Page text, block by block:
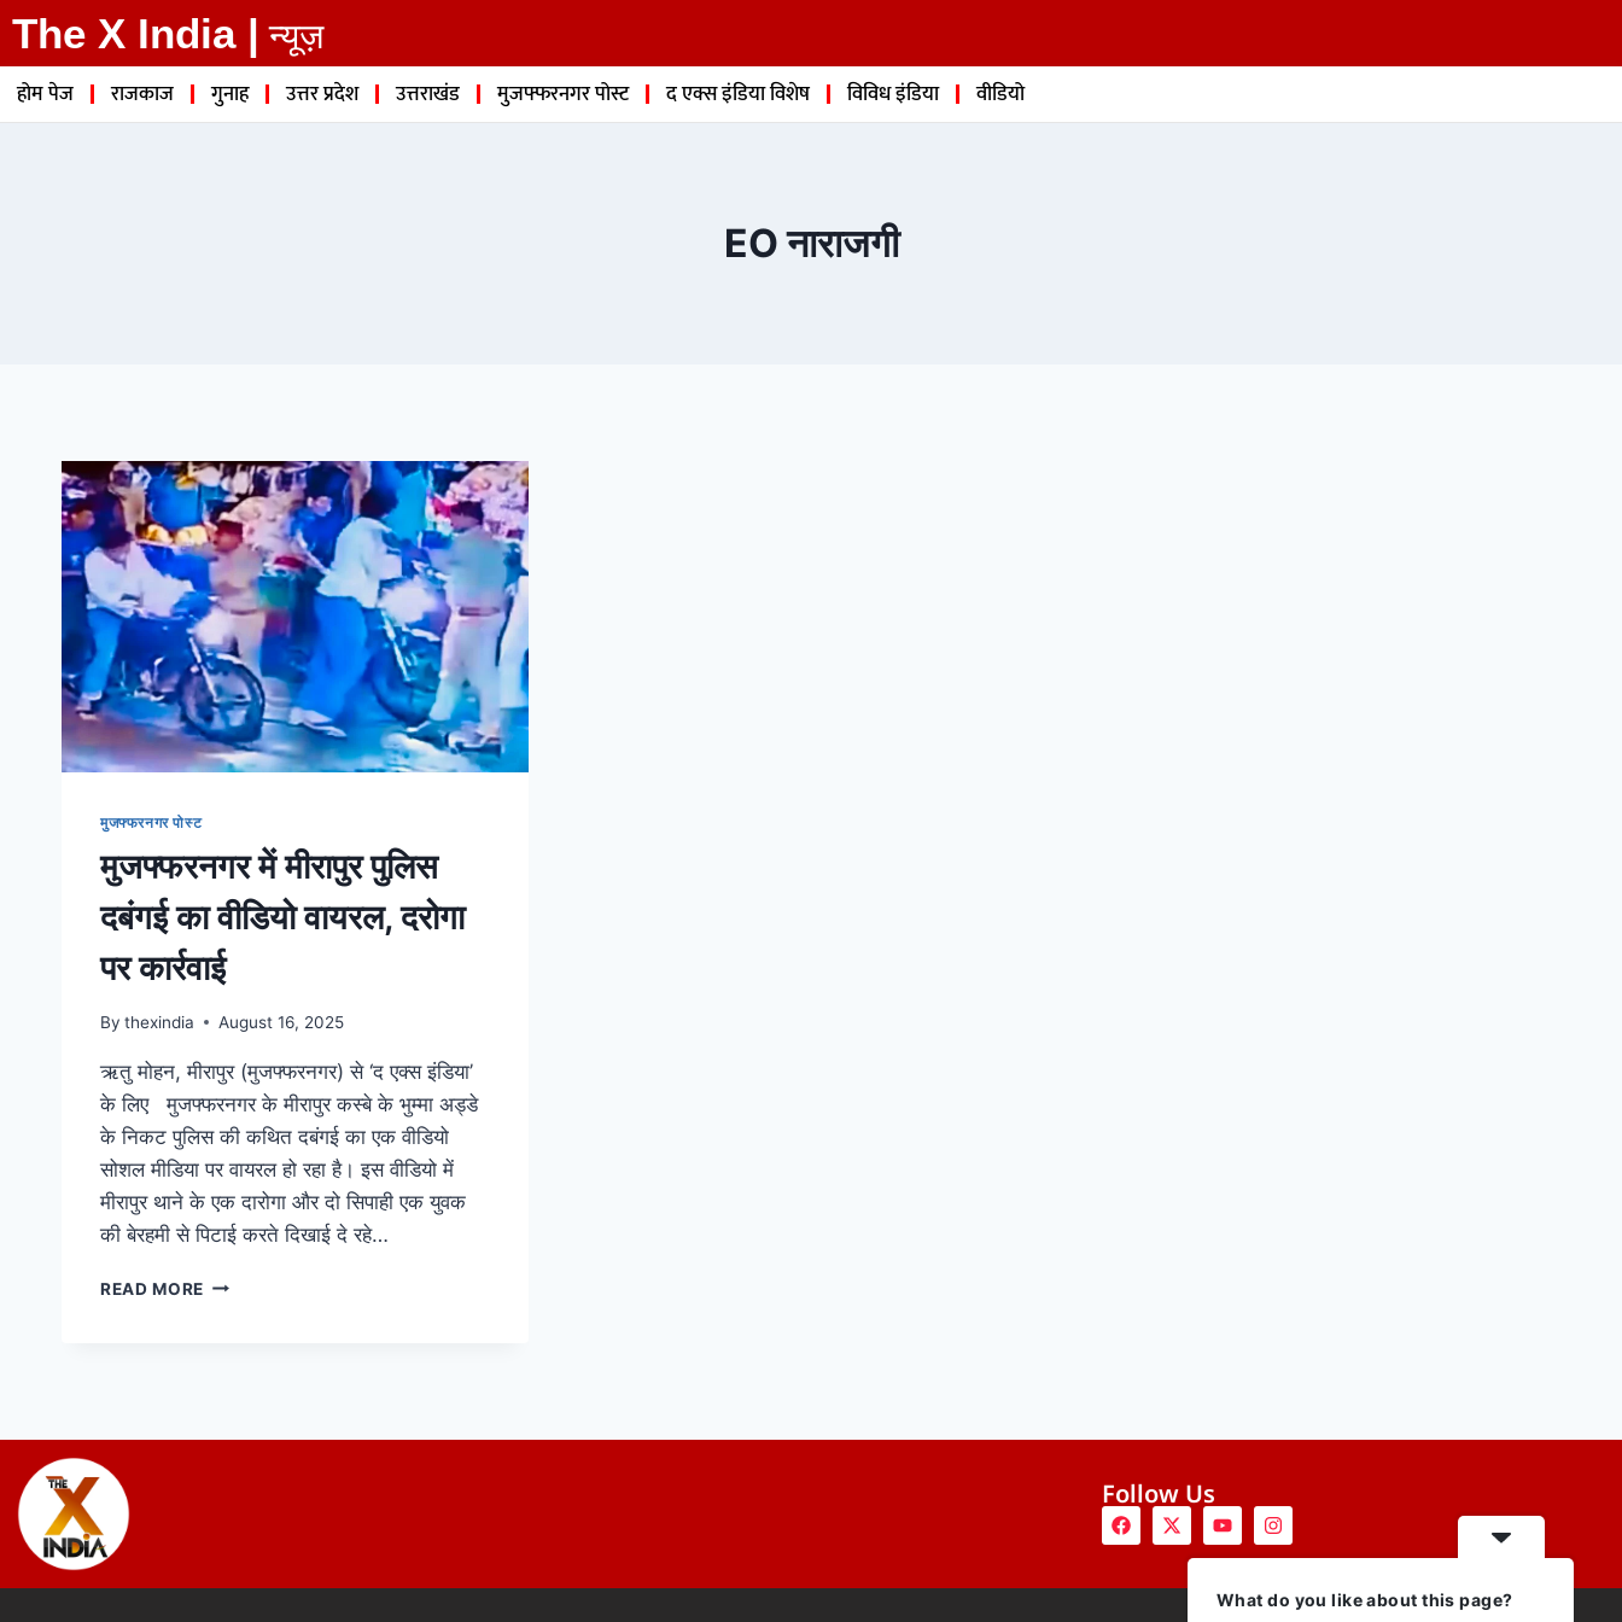
The X India | न्यूज़
होम पेज राजकाज गुनाह उत्तर प्रदेश उत्तराखंड मुजफ्फरनगर पोस्ट द एक्स इंडिया विशेष विविध इंडिया वीडियो
EO नाराजगी
मुजफ्फरनगर पोस्ट
मुजफ्फरनगर में मीरापुर पुलिस
दबंगई का वीडियो वायरल, दरोगा
पर कार्रवाई
By thexindia August 16, 2025
ऋतु मोहन, मीरापुर (मुजफ्फरनगर) से ‘द एक्स इंडिया’
के लिए मुजफ्फरनगर के मीरापुर कस्बे के भुम्मा अड्डे
के निकट पुलिस की कथित दबंगई का एक वीडियो
सोशल मीडिया पर वायरल हो रहा है। इस वीडियो में
मीरापुर थाने के एक दारोगा और दो सिपाही एक युवक
की बेरहमी से पिटाई करते दिखाई दे रहे…
READ MORE
Follow Us
What do you like about this page?